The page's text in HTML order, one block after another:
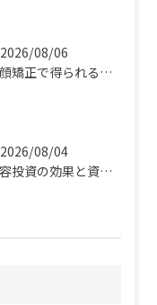
2026/08/06
小顔矯正で得られる顔変化の科学的効果
2026/08/04
美容投資の効果と資産価値の解説